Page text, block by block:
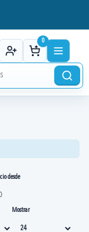
0
desde
Mostrar